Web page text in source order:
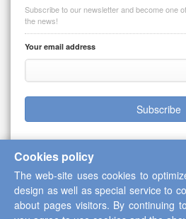
Subscribe to our newsletter and become one
the news!
Your email address
Subscribe
Copyright © 2013-2026 Scientific
Cookies policy
The web-site uses cookies to
design as well as special service to
about pages visitors. By continuing